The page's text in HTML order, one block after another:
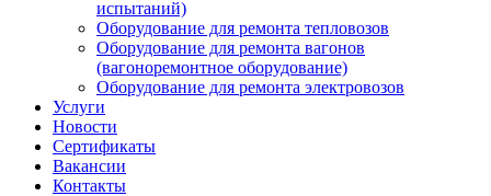
испытаний)
Оборудование для ремонта тепловозов
Оборудование для ремонта вагонов
(вагоноремонтное оборудование)
Оборудование для ремонта электровозов
Услуги
Новости
Сертификаты
Вакансии
Контакты